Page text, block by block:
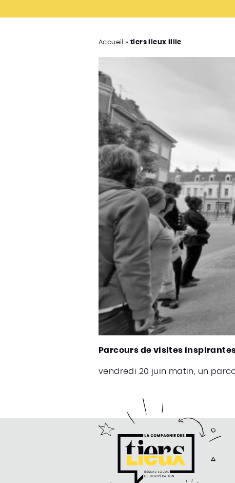
Accueil »tiers lieux lille
Parcours de visites
vendredi 20 juin matin, un
la Compagnie des Tiers-Lieux
de la compagnie des Tiers-Lieux